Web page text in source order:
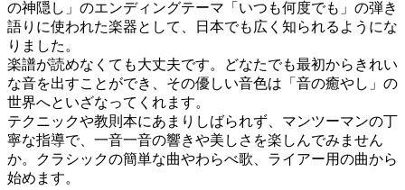
の神隠し」のエンディングテーマ「いつも何度でも」の弾き
語りに使われた楽器として、日本でも広く知られるようにな
りました。
楽譜が読めなくても大丈夫です。どなたでも最初からきれい
な音を出すことができ、その優しい音色は「音の癒やし」の
世界へといざなってくれます。
テクニックや教則本にあまりしばられず、マンツーマンの丁
寧な指導で、一音一音の響きや美しさを楽しんでみません
か。クラシックの簡単な曲やわらべ歌、ライアー用の曲から
始めます。